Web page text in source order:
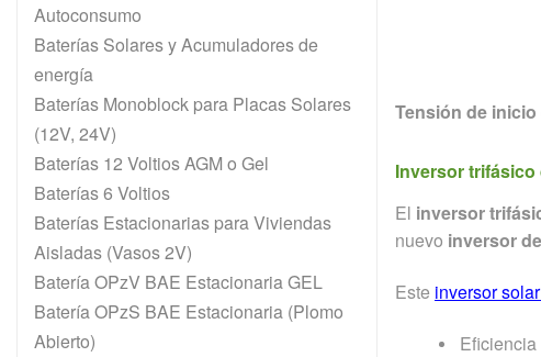
Tensión de inicio
Inversor trifásico
El inversor
nuevo inversor
Este inversor
Eficiencia
Autoconsumo
Baterías Solares y Acumuladores de
energía
Baterías Monoblock para Placas Solares
(12V, 24V)
Baterías 12 Voltios AGM o Gel
Baterías 6 Voltios
Baterías Estacionarias para Viviendas
Aisladas (Vasos 2V)
Batería OPzV BAE Estacionaria GEL
Batería OPzS BAE Estacionaria (Plomo
Abierto)